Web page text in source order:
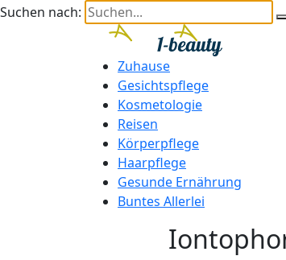
Suchen nach:
Zuhause
Gesichtspflege
Kosmetologie
Reisen
Körperpflege
Haarpflege
Gesunde Ernährung
Buntes Allerlei